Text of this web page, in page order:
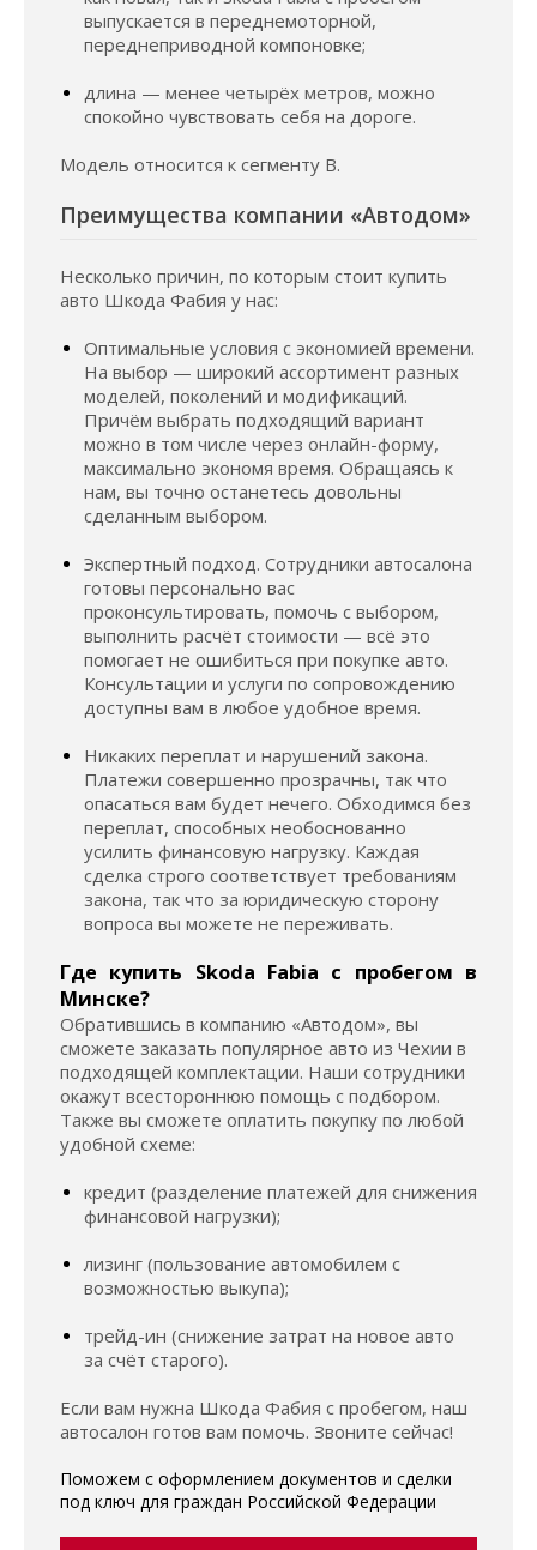
выпускается в переднемоторной,
переднеприводной компоновке;
длина — менее четырёх метров, можно
спокойно чувствовать себя на дороге.
Модель относится к сегменту B.
Преимущества компании «Автодом»
Несколько причин, по которым стоит купить
авто Шкода Фабия у нас:
Оптимальные условия с экономией времени.
На выбор — широкий ассортимент разных
моделей, поколений и модификаций.
Причём выбрать подходящий вариант
можно в том числе через онлайн-форму,
максимально экономя время. Обращаясь к
нам, вы точно останетесь довольны
сделанным выбором.
Экспертный подход. Сотрудники автосалона
готовы персонально вас
проконсультировать, помочь с выбором,
выполнить расчёт стоимости — всё это
помогает не ошибиться при покупке авто.
Консультации и услуги по сопровождению
доступны вам в любое удобное время.
Никаких переплат и нарушений закона.
Платежи совершенно прозрачны, так что
опасаться вам будет нечего. Обходимся без
переплат, способных необоснованно
усилить финансовую нагрузку. Каждая
сделка строго соответствует требованиям
закона, так что за юридическую сторону
вопроса вы можете не переживать.
Где купить Skoda Fabia с пробегом в
Минске?
Обратившись в компанию «Автодом», вы
сможете заказать популярное авто из Чехии в
подходящей комплектации. Наши сотрудники
окажут всестороннюю помощь с подбором.
Также вы сможете оплатить покупку по любой
удобной схеме:
кредит (разделение платежей для снижения
финансовой нагрузки);
лизинг (пользование автомобилем с
возможностью выкупа);
трейд-ин (снижение затрат на новое авто
за счёт старого).
Если вам нужна Шкода Фабия с пробегом, наш
автосалон готов вам помочь. Звоните сейчас!
Поможем с оформлением документов и сделки
под ключ для граждан Российской Федерации